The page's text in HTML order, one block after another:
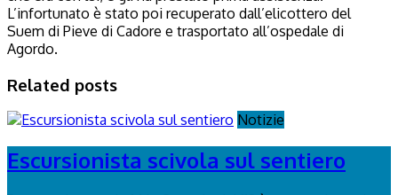
L’infortunato è stato poi recuperato dall’elicottero del
Suem di Pieve di Cadore e trasportato all’ospedale di
Agordo.
Related posts
Notizie
Escursionista scivola sul sentiero